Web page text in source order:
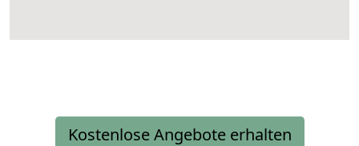
Kostenlose Angebote erhalten